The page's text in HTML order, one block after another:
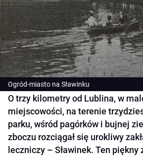
Ogród-miasto na Sławinku
O trzy kilometry od Lublina, w
miejscowości, na terenie
parku, wśród pagórków i bujnej
zboczu rozciągał się urokliwy
leczniczy – Sławinek. Ten piękny